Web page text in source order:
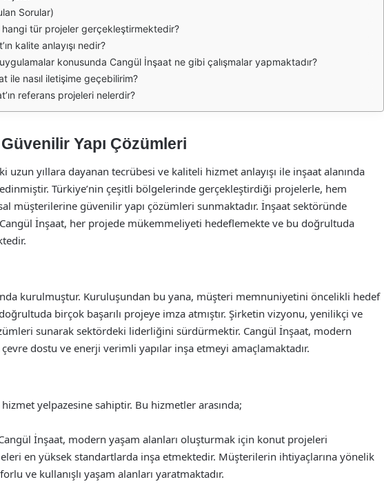
Sorular)
hangi tür projeler gerçekleştirmektedir?
kalite anlayışı nedir?
konusunda Cangül İnşaat ne gibi çalışmalar yapmaktadır?
ile nasıl iletişime geçebilirim?
referans projeleri nelerdir?
Yapı Çözümleri
uzun yıllara dayanan tecrübesi ve kaliteli hizmet anlayışı ile inşaat alanında
Türkiye’nin çeşitli bölgelerinde gerçekleştirdiği projelerle, hem
müşterilerine güvenilir yapı çözümleri sunmaktadır. İnşaat sektöründe
İnşaat, her projede mükemmeliyeti hedeflemekte ve bu doğrultuda
kurulmuştur. Kuruluşundan bu yana, müşteri memnuniyetini öncelikli hedef
birçok başarılı projeye imza atmıştır. Şirketin vizyonu, yenilikçi ve
sunarak sektördeki liderliğini sürdürmektir. Cangül İnşaat, modern
dostu ve enerji verimli yapılar inşa etmeyi amaçlamaktadır.
yelpazesine sahiptir. Bu hizmetler arasında;
İnşaat, modern yaşam alanları oluşturmak için konut projeleri
en yüksek standartlarda inşa etmektedir. Müşterilerin ihtiyaçlarına yönelik
ve kullanışlı yaşam alanları yaratmaktadır.